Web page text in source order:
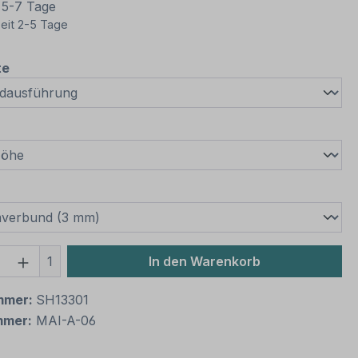
7 Tage
2-5 Tage
auswählen
Anzahl: Gib den gewünschten Wert
1 In den Warenkorb
SH13301
MAI-A-06